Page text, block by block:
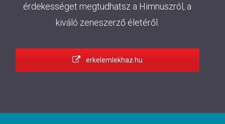
érdekességet megtudhatsz a Himnuszról, a
kiváló zeneszerző életéről.
erkelemlekhaz.hu